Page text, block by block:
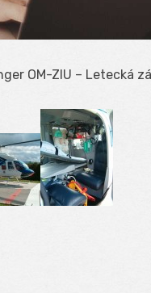
OM-ZIU – Letecká